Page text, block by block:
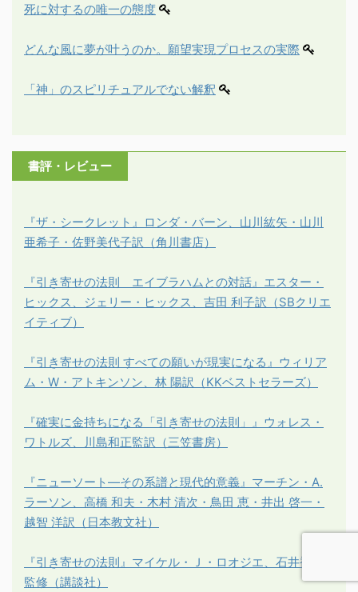
死に対するの唯一の態度
どんな風に夢が叶うのか。願望実現プロセスの実際
「神」のスピリチュアルでない解釈
書評・レビュー
『ザ・シークレット』ロンダ・バーン、山川紘矢・山川
亜希子・佐野美代子訳（角川書店）
『引き寄せの法則 エイブラハムとの対話』エスター・
ヒックス、ジェリー・ヒックス、吉田 利子訳（SBクリエ
イティブ）
『引き寄せの法則 すべての願いが現実になる』ウィリア
ム・W・アトキンソン、林 陽訳（KKベストセラーズ）
『確実に金持ちになる「引き寄せの法則」』ウォレス・
ワトルズ、川島和正監訳（三笠書房）
『ニューソート―その系譜と現代的意義』マーチン・A.
ラーソン、高橋 和夫・木村 清次・鳥田 恵・井出 啓一・
越智 洋訳（日本教文社）
『引き寄せの法則』マイケル・Ｊ・ロオジエ、石井裕之
監修（講談社）